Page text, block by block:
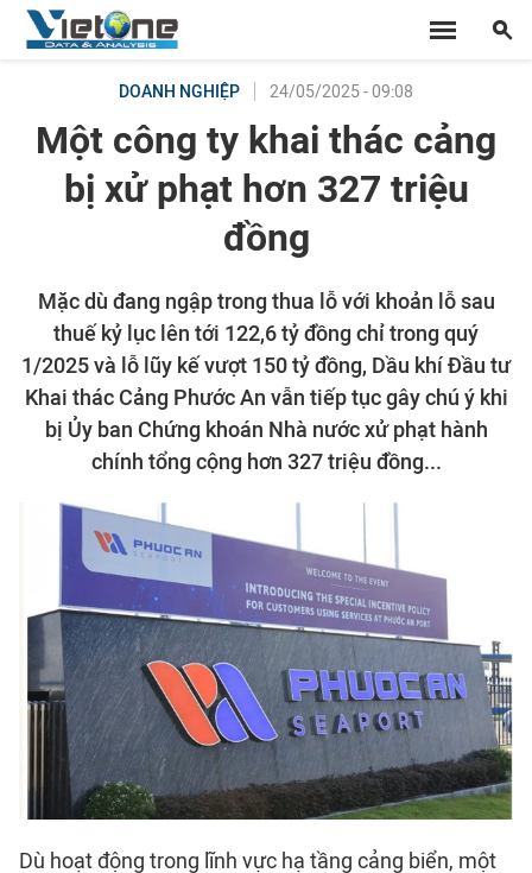
DOANH NGHIỆP 24/05/2025 - 09:08
Một công ty khai thác cảng
bị xử phạt hơn 327 triệu
đồng
Mặc dù đang ngập trong thua lỗ với khoản lỗ sau
thuế kỷ lục lên tới 122,6 tỷ đồng chỉ trong quý
1/2025 và lỗ lũy kế vượt 150 tỷ đồng, Dầu khí Đầu tư
Khai thác Cảng Phước An vẫn tiếp tục gây chú ý khi
bị Ủy ban Chứng khoán Nhà nước xử phạt hành
chính tổng cộng hơn 327 triệu đồng...
Dù hoạt động trong lĩnh vực hạ tầng cảng biển, một